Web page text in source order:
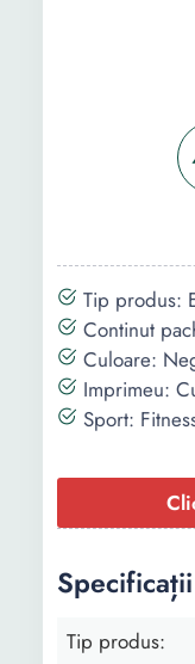
Tip produs:
Continut
Culoare:
Imprimeu:
Sport:
Specificații
Tip produs: